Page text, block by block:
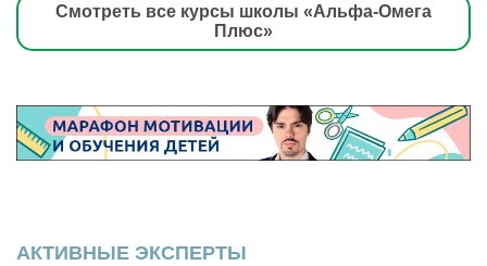
Смотреть все курсы школы «Альфа-Омега
Плюс»
АКТИВНЫЕ ЭКСПЕРТЫ